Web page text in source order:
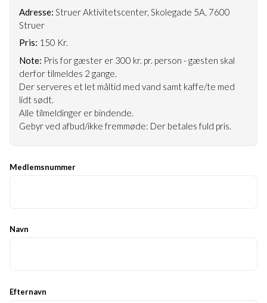
Adresse: Struer Aktivitetscenter, Skolegade 5A, 7600
Struer
Pris: 150 Kr.
Note: Pris for gæster er 300 kr. pr. person - gæsten skal
derfor tilmeldes 2 gange.
Der serveres et let måltid med vand samt kaffe/te med
lidt sødt.
Alle tilmeldinger er bindende.
Gebyr ved afbud/ikke fremmøde: Der betales fuld pris.
Medlemsnummer
Navn
Efternavn